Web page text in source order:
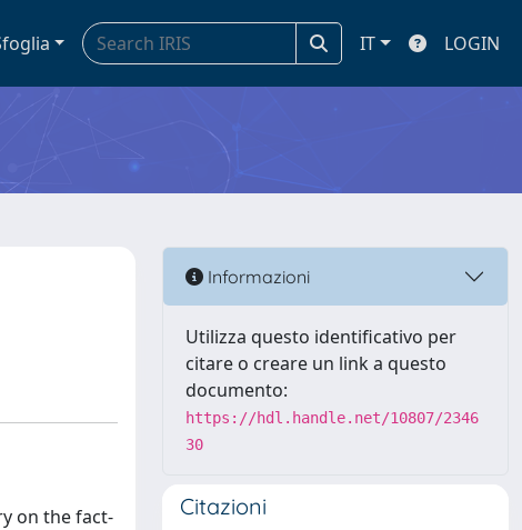
IT LOGIN
on the fact-
Informazioni
Utilizza questo identificativo per
citare o creare un link a questo
documento:
https://hdl.handle.net/10807/2346
30
Citazioni